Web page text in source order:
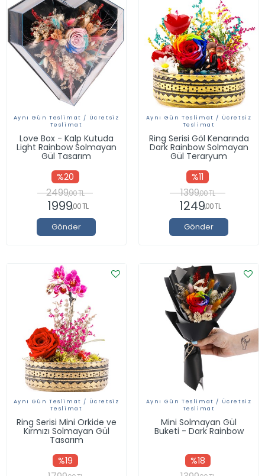
Aynı Gün Teslimat / Ücretsiz
Teslimat
Love Box - Kalp Kutuda
Light Rainbow Solmayan
Gül Tasarım
%20
2499,00 TL
1999,00 TL
Gönder
Aynı Gün Teslimat / Ücretsiz
Teslimat
Ring Serisi Göl Kenarında
Dark Rainbow Solmayan
Gül Teraryum
%11
1399,00 TL
1249,00 TL
Gönder
Aynı Gün Teslimat / Ücretsiz
Teslimat
Ring Serisi Mini Orkide ve
Kırmızı Solmayan Gül
Tasarım
%19
Aynı Gün Teslimat / Ücretsiz
Teslimat
Mini Solmayan Gül
Buketi - Dark Rainbow
%18